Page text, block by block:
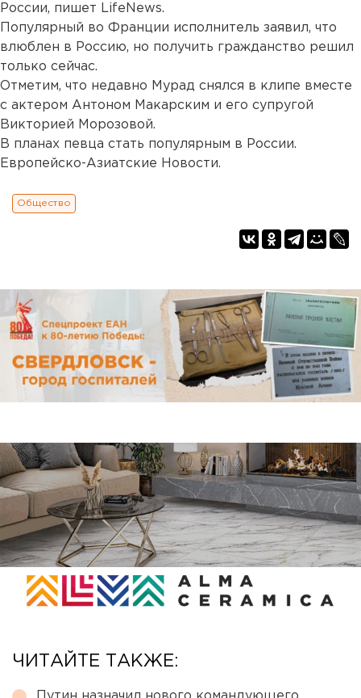
России, пишет LifeNews.
Популярный во Франции исполнитель заявил, что
влюблен в Россию, но получить гражданство решил
только сейчас.
Отметим, что недавно Мурад снялся в клипе вместе
с актером Антоном Макарским и его супругой
Викторией Морозовой.
В планах певца стать популярным в России.
Европейско-Азиатские Новости.
Общество
ЧИТАЙТЕ ТАКЖЕ: